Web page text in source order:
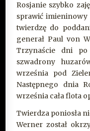
Rosjanie szybko
sprawić imieninowy
twierdzę do
generał Paul von
Trzynaście dni
szwadrony
września pod
Następnego dnia
września cała flota
Twierdza poniosła
Werner został